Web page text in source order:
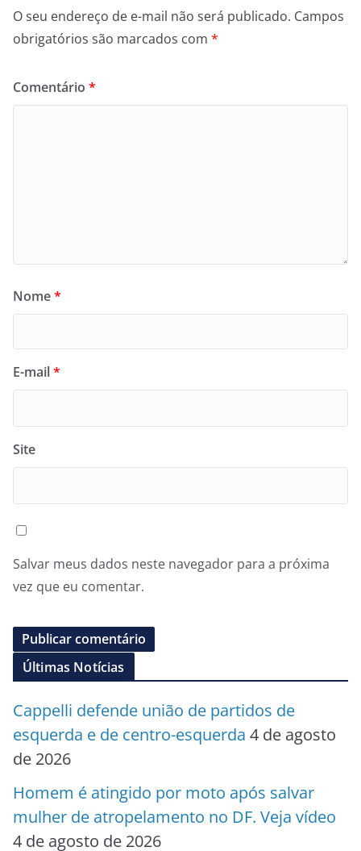
O seu endereço de e-mail não será publicado. Campos
obrigatórios são marcados com *
Comentário *
Nome*
E-mail*
Site
Salvar meus dados neste navegador para a próxima
vez que eu comentar.
Últimas Notícias
Cappelli defende união de partidos de
esquerda e de centro-esquerda 4 de agosto
de 2026
Homem é atingido por moto após salvar
mulher de atropelamento no DF. Veja vídeo
4 de agosto de 2026